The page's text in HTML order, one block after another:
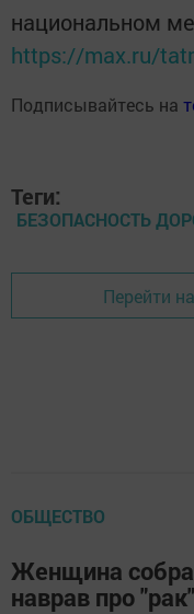
национальном
https://max.ru/
Подписывайтесь на
Теги:
БЕЗОПАСНОСТЬ
Перейти
ОБЩЕСТВО
Женщина
наврав про